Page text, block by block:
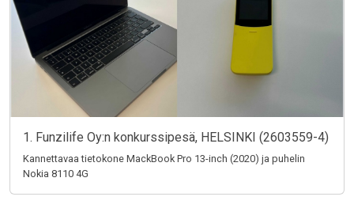
1. Funzilife Oy:n konkurssipesä, HELSINKI (2603559-4)
Kannettavaa tietokone MackBook Pro 13-inch (2020) ja puhelin
Nokia 8110 4G